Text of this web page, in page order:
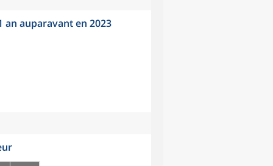
an auparavant en 2023